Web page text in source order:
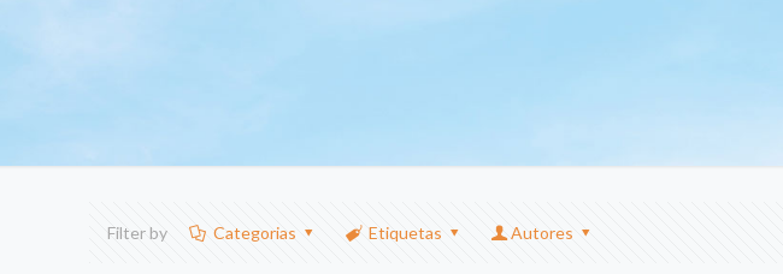
Filter by Categorias Etiquetas Autores